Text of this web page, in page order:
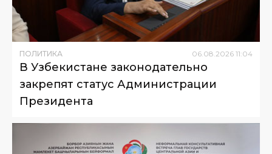
ПОЛИТИКА 06 08 2026 11:04
В Узбекистане законодательно
закрепят статус Администрации
Президента